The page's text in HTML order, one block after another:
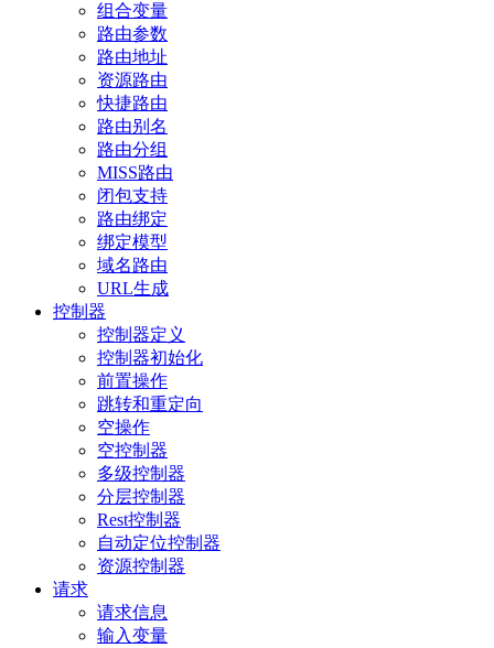
组合变量
路由参数
路由地址
资源路由
快捷路由
路由别名
路由分组
MISS路由
闭包支持
路由绑定
绑定模型
域名路由
URL生成
控制器
控制器定义
控制器初始化
前置操作
跳转和重定向
空操作
空控制器
多级控制器
分层控制器
Rest控制器
自动定位控制器
资源控制器
请求
请求信息
输入变量